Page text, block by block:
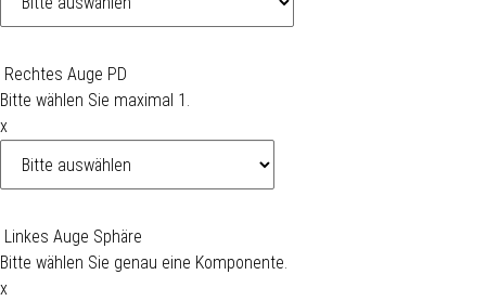
Rechtes Auge PD
Bitte wählen Sie maximal 1.
x
Linkes Auge Sphäre
Bitte wählen Sie genau eine Komponente.
x